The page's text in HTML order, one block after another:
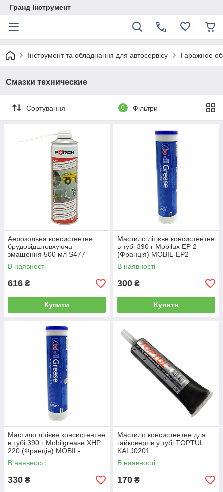
Гранд Інструмент
Інструмент та обладнання для автосервісу Гаражное
Смазки технические
Сортування 0 Фільтри
Аерозольна консистентне
брудовідштовхуюча
змащення 500 мл S477
FORCH
В наявності
616 ₴
Купити
Мастило літієве консистентне
в тубі 390 г Mobilux EP 2
(Франція) MOBIL-EP2
В наявності
300 ₴
Купити
Мастило літієве консистентне
в тубі 390 г Mobilgrease XHP
220 (Франція) MOBIL-
XHP220
В наявності
330 ₴
Мастило консистентне для
гайковертів у тубі TOPTUL
KALJ0201
В наявності
170 ₴